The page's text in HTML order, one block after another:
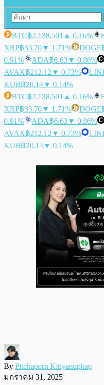
BTC฿2,138,501 ▲ 0.16%
XRP฿33.70▼ 1.71% DOGE
0.91%
ADA฿6.63▼ 0.86%
AVAX฿212.12 ▼ 0.73%
KUB฿20.14▼ 0.14%
BTC฿2,138,501 ▲ 0.16%
XRP฿33.70▼ 1.71% DOGE
0.91%
ADA฿6.63▼ 0.86%
AVAX฿212.12 ▼ 0.73%
KUB฿20.14▼ 0.14%
By Pitchaporn Kitiyanuphap
มกราคม 31, 2025